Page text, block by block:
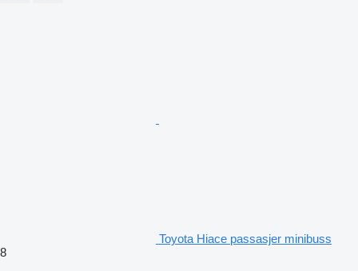
Toyota Hiace passasjer minibuss
8